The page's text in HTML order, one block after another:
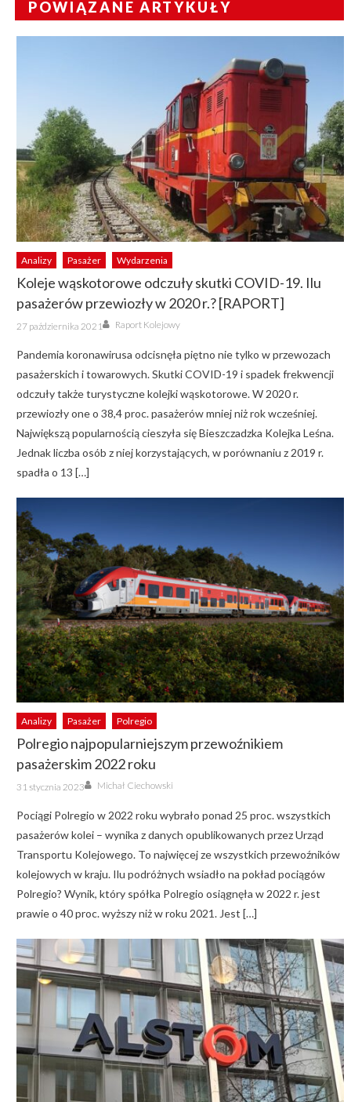
POWIĄZANE ARTYKUŁY
Analizy Pasażer Wydarzenia
Koleje wąskotorowe odczuły skutki COVID-19. Ilu
pasażerów przewiozły w 2020 r.? [RAPORT]
Posted
on
27 października 2021 Author
Raport Kolejowy
Pandemia koronawirusa odcisnęła piętno nie tylko w przewozach
pasażerskich i towarowych. Skutki COVID-19 i spadek frekwencji
odczuły także turystyczne kolejki wąskotorowe. W 2020 r.
przewiozły one o 38,4 proc. pasażerów mniej niż rok wcześniej.
Największą popularnością cieszyła się Bieszczadzka Kolejka Leśna.
Jednak liczba osób z niej korzystających, w porównaniu z 2019 r.
spadła o 13 […]
Analizy Pasażer Polregio
Polregio najpopularniejszym przewoźnikiem
pasażerskim 2022 roku
Posted
on
31 stycznia 2023 Author
Michał Ciechowski
Pociągi Polregio w 2022 roku wybrało ponad 25 proc. wszystkich
pasażerów kolei – wynika z danych opublikowanych przez Urząd
Transportu Kolejowego. To najwięcej ze wszystkich przewoźników
kolejowych w kraju. Ilu podróżnych wsiadło na pokład pociągów
Polregio? Wynik, który spółka Polregio osiągnęła w 2022 r. jest
prawie o 40 proc. wyższy niż w roku 2021. Jest […]